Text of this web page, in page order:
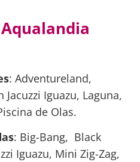
: Adventureland,
Iguazu, Laguna,
de Olas.
: Big-Bang, Black
Iguazu, Mini Zig-Zag,